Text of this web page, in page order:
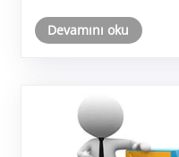
Devamını oku